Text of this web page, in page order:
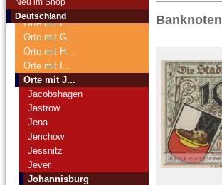
Deutschland
Orte mit E...
Orte mit F...
Orte mit G...
Orte mit H...
Orte mit I...
Orte mit J...
Jacobshagen
Jastrow
Jena
Jerichow
Jessnitz
Jever
Johannisburg